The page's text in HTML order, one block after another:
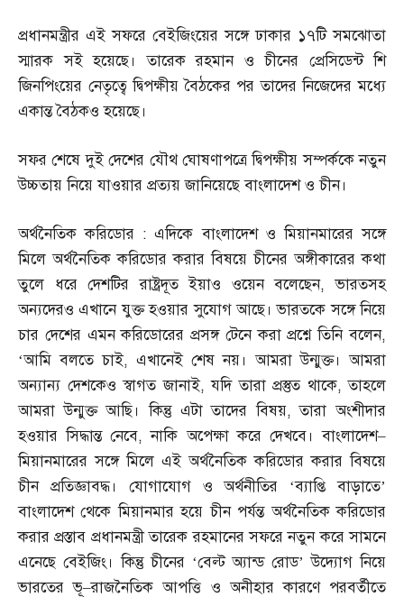
প্রধানমন্ত্রীর এই সফরে বেইজিংয়ের সঙ্গে ঢাকার ১৭টি সমঝোতা
স্মারক সই হয়েছে। তারেক রহমান ও চীনের প্রেসিডেন্ট শি
জিনপিংয়ের নেতৃত্বে দ্বিপক্ষীয় বৈঠকের পর তাদের নিজেদের মধ্যে
একান্ত বৈঠকও হয়েছে।
সফর শেষে দুই দেশের যৌথ ঘোষণাপত্রে দ্বিপক্ষীয় সম্পর্ককে নতুন
উচ্চতায় নিয়ে যাওয়ার প্রত্যয় জানিয়েছে বাংলাদেশ ও চীন।
অর্থনৈতিক করিডোর :এদিকে বাংলাদেশ ও মিয়ানমারের সঙ্গে
মিলে অর্থনৈতিক করিডোর করার বিষয়ে চীনের অঙ্গীকারের কথা
তুলে ধরে দেশটির রাষ্ট্রদূত ইয়াও ওয়েন বলেছেন,ভারতসহ
অন্যদেরও এখানে যুক্ত হওয়ার সুযোগ আছে। ভারতকে সঙ্গে নিয়ে
চার দেশের এমন করিডোরের প্রসঙ্গ টেনে করা প্রশ্নে তিনি বলেন,
‘আমি বলতে চাই, এখানেই শেষ নয়। আমরা উন্মুক্ত। আমরা
অন্যান্য দেশকেও স্বাগত জানাই,যদি তারা প্রস্তুত থাকে,তাহলে
আমরা উন্মুক্ত আছি। কিন্তু এটা তাদের বিষয়,তারা অংশীদার
হওয়ার সিদ্ধান্ত নেবে,নাকি অপেক্ষা করে দেখবে। বাংলাদেশ–
মিয়ানমারের সঙ্গে মিলে এই অর্থনৈতিক করিডোর করার বিষয়ে
চীন প্রতিজ্ঞাবদ্ধ। যোগাযোগ ও অর্থনীতির ‘ব্যাপ্তি বাড়াতে’
বাংলাদেশ থেকে মিয়ানমার হয়ে চীন পর্যন্ত অর্থনৈতিক করিডোর
করার প্রস্তাব প্রধানমন্ত্রী তারেক রহমানের সফরে নতুন করে সামনে
এনেছে বেইজিং। কিন্তু চীনের ‘বেল্ট অ্যান্ড রোড’ উদ্যোগ নিয়ে
ভারতের ভূ–রাজনৈতিক আপত্তি ও অনীহার কারণে পরবর্তীতে